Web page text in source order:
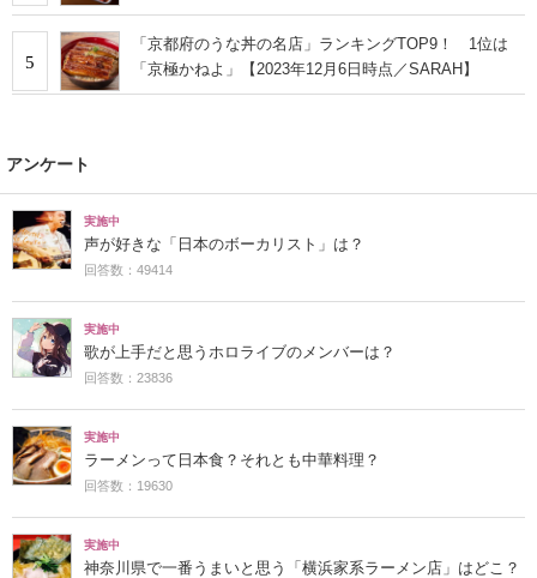
5
「京都府のうな丼の名店」ランキングTOP9！ 1位は
「京極かねよ」【2023年12月6日時点／SARAH】
アンケート
実施中
声が好きな「日本のボーカリスト」は？
回答数：49414
実施中
歌が上手だと思うホロライブのメンバーは？
回答数：23836
実施中
ラーメンって日本食？それとも中華料理？
回答数：19630
実施中
神奈川県で一番うまいと思う「横浜家系ラーメン店」はどこ？